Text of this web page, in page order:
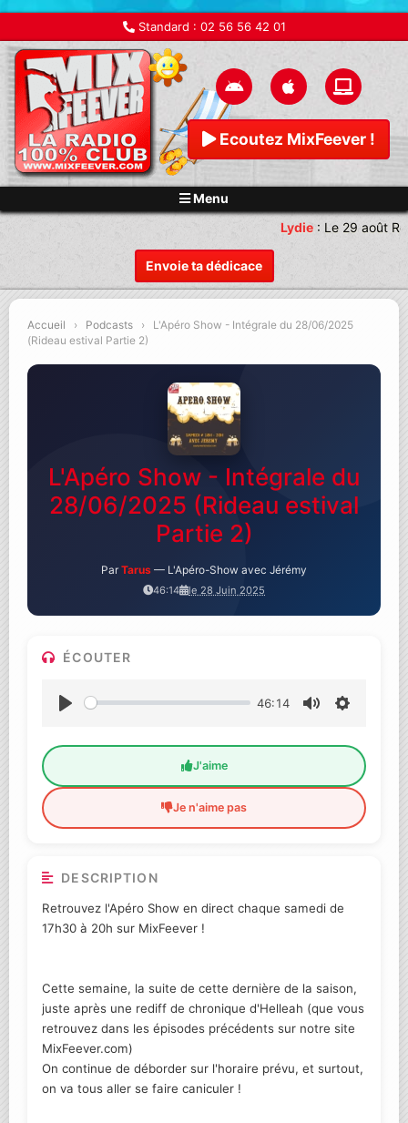
Standard : 02 56 56 42 01
Ecoutez MixFeever !
Menu
Envoie ta dédicace
Lydie:Le 29 août
Accueil › Podcasts ›
L'Apéro Show - Intégrale du 28/06/2025
(Rideau estival Partie 2)
L'Apéro Show - Intégrale du
28/06/2025 (Rideau estival
Partie 2)
Par Tarus — L'Apéro-Show avec Jérémy
46:14 le 28 Juin 2025
ÉCOUTER
46:14
J'aime
Je n'aime pas
DESCRIPTION
Retrouvez l'Apéro Show en direct chaque samedi de
17h30 à 20h sur MixFeever !
Cette semaine, la suite de cette dernière de la saison,
juste après une rediff de chronique d'Helleah (que vous
retrouvez dans les épisodes précédents sur notre site
MixFeever.com)
On continue de déborder sur l'horaire prévu, et surtout,
on va tous aller se faire caniculer !